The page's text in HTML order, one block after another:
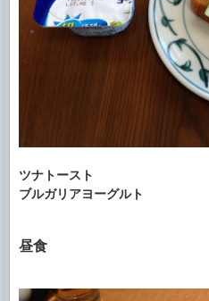
ツナトースト
ブルガリアヨーグルト
昼食